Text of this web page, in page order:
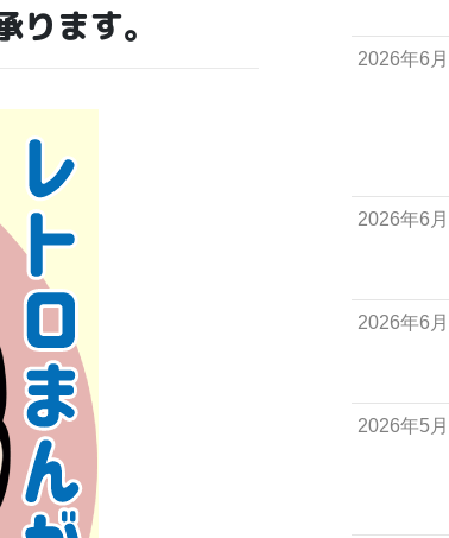
ます。
2026年6
2026年6
2026年6
2026年5